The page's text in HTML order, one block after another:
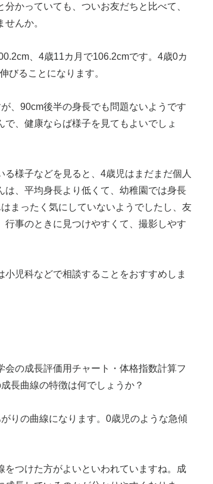
かっていても、ついお友だちと比べて、
んか。
、4歳11カ月で106.2cmです。4歳0カ
びることになります。
、90cm後半の身長でも問題ないようです
、健康ならば様子を見てもよいでしょ
様子などを見ると、4歳児はまだまだ個人
、平均身長より低くて、幼稚園では身長
まったく気にしていないようでしたし、友
行事のときに見つけやすくて、撮影しやす
児科などで相談することをおすすめしま
の成長評価用チャート・体格指数計算フ
長曲線の特徴は何でしょうか？
りの曲線になります。0歳児のような急傾
つけた方がよいといわれていますね。成